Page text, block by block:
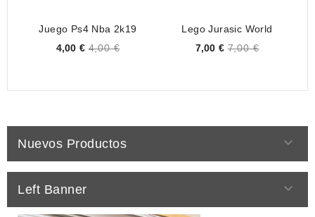
Juego Ps4 Nba 2k19
Price
4,00 € 4,00 €
Lego Jurasic World
Price
7,00 € 7,00 €
Nuevos Productos 
Left Banner 